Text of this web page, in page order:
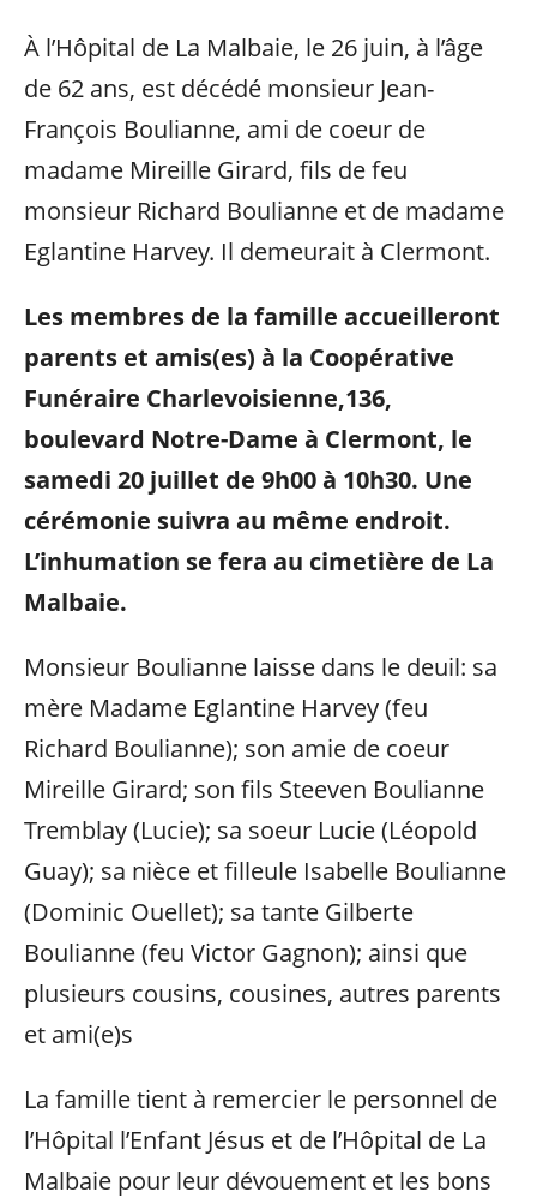
À l’Hôpital de La Malbaie, le 26 juin, à l’âge
de 62 ans, est décédé monsieur Jean-
François Boulianne, ami de coeur de
madame Mireille Girard, fils de feu
monsieur Richard Boulianne et de madame
Eglantine Harvey. Il demeurait à Clermont.
Les membres de la famille accueilleront
parents et amis(es) à la Coopérative
Funéraire Charlevoisienne,136,
boulevard Notre-Dame à Clermont, le
samedi 20 juillet de 9h00 à 10h30. Une
cérémonie suivra au même endroit.
L’inhumation se fera au cimetière de La
Malbaie.
Monsieur Boulianne laisse dans le deuil: sa
mère Madame Eglantine Harvey (feu
Richard Boulianne); son amie de coeur
Mireille Girard; son fils Steeven Boulianne
Tremblay (Lucie); sa soeur Lucie (Léopold
Guay); sa nièce et filleule Isabelle Boulianne
(Dominic Ouellet); sa tante Gilberte
Boulianne (feu Victor Gagnon); ainsi que
plusieurs cousins, cousines, autres parents
et ami(e)s
La famille tient à remercier le personnel de
l’Hôpital l’Enfant Jésus et de l’Hôpital de La
Malbaie pour leur dévouement et les bons